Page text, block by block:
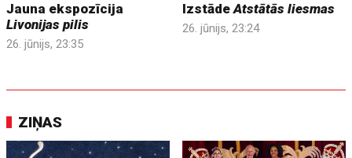
Jauna ekspozīcija
Livonijas pilis
26. jūnijs, 23:35
IzstādeAtstātās liesmas
26. jūnijs, 23:24
ZIŅAS